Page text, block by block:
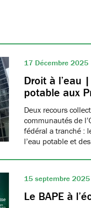
17 Décembre 2025
Droit à l’eau
potable aux
Deux recours
communautés de
fédéral a tranché :
l’eau potable et
15 septembre 2025
Le BAPE à